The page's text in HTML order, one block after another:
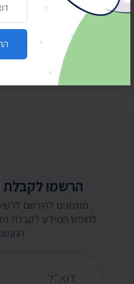
פעמיים בשנה וחצי
בית המשפט: המשטרה
הפרות סדר וחסימת
הרשמו לקבלת
מוזמנים להירשם
לחופש המידע לקבלת